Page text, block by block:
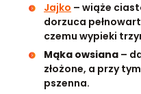
Jajko – wiąże
dorzuca
czemu wypieki
Mąka owsiana –
złożone, a przy
pszenna.